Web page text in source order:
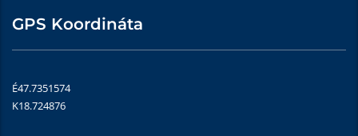
GPS Koordináta
É47.7351574
K18.724876